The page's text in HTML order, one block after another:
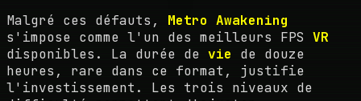
Malgré ces défauts, Metro Awakening
s'impose comme l'un des meilleurs FPS VR
disponibles. La durée de vie de douze
heures, rare dans ce format, justifie
l'investissement. Les trois niveaux de